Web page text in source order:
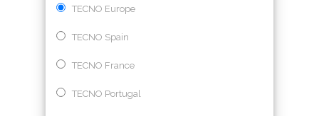
TECNO Europe
TECNO Spain
TECNO France
TECNO Portugal